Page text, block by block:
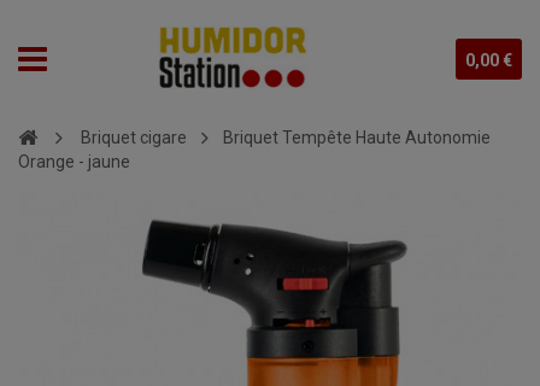
0,00 €
Briquet cigare
Briquet Tempête Haute Autonomie
Orange - jaune